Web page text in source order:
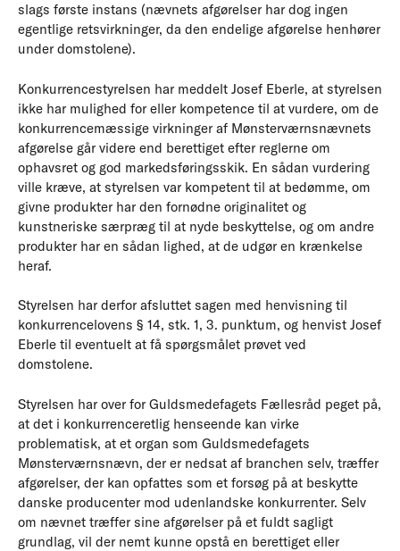
slags første instans (nævnets afgørelser har dog ingen
egentlige retsvirkninger, da den endelige afgørelse henhører
under domstolene).
Konkurrencestyrelsen har meddelt Josef Eberle, at styrelsen
ikke har mulighed for eller kompetence til at vurdere, om de
konkurrencemæssige virkninger af Mønsterværnsnævnets
afgørelse går videre end berettiget efter reglerne om
ophavsret og god markedsføringsskik. En sådan vurdering
ville kræve, at styrelsen var kompetent til at bedømme, om
givne produkter har den fornødne originalitet og
kunstneriske særpræg til at nyde beskyttelse, og om andre
produkter har en sådan lighed, at de udgør en krænkelse
heraf.
Styrelsen har derfor afsluttet sagen med henvisning til
konkurrencelovens § 14, stk. 1, 3. punktum, og henvist Josef
Eberle til eventuelt at få spørgsmålet prøvet ved
domstolene.
Styrelsen har over for Guldsmedefagets Fællesråd peget på,
at det i konkurrenceretlig henseende kan virke
problematisk, at et organ som Guldsmedefagets
Mønsterværnsnævn, der er nedsat af branchen selv, træffer
afgørelser, der kan opfattes som et forsøg på at beskytte
danske producenter mod udenlandske konkurrenter. Selv
om nævnet træffer sine afgørelser på et fuldt sagligt
grundlag, vil der nemt kunne opstå en berettiget eller